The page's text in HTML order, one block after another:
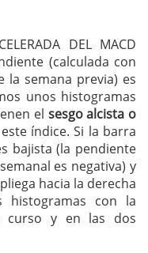
DEL MACD
(calculada con
la semana previa) es
unos histogramas
el sesgo alcista o
índice. Si la barra
bajista (la pendiente
es negativa) y
hacia la derecha
histogramas con la
curso y en las dos